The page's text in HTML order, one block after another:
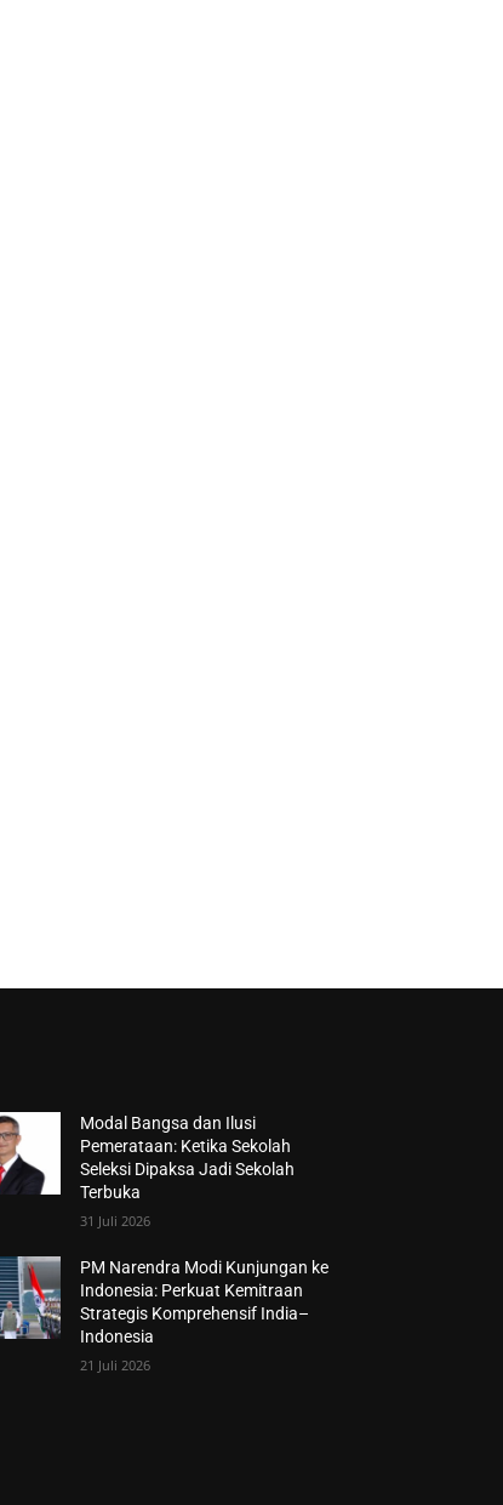
Modal Bangsa dan Ilusi
Pemerataan: Ketika Sekolah
Seleksi Dipaksa Jadi Sekolah
Terbuka
31 Juli 2026
PM Narendra Modi Kunjungan ke
Indonesia: Perkuat Kemitraan
Strategis Komprehensif India–
Indonesia
21 Juli 2026